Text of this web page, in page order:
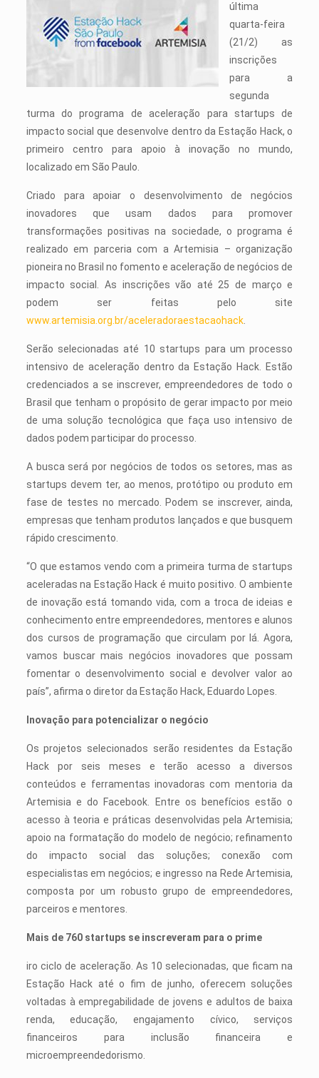
última
quarta-feira
(21/2) as
inscrições
para a
segunda
turma do programa de aceleração para startups de
impacto social que desenvolve dentro da Estação Hack, o
primeiro centro para apoio à inovação no mundo,
localizado em São Paulo.
Criado para apoiar o desenvolvimento de negócios
inovadores que usam dados para promover
transformações positivas na sociedade, o programa é
realizado em parceria com a Artemisia – organização
pioneira no Brasil no fomento e aceleração de negócios de
impacto social. As inscrições vão até 25 de março e
podem ser feitas pelo site
www.artemisia.org.br/aceleradoraestacaohack.
Serão selecionadas até 10 startups para um processo
intensivo de aceleração dentro da Estação Hack. Estão
credenciados a se inscrever, empreendedores de todo o
Brasil que tenham o propósito de gerar impacto por meio
de uma solução tecnológica que faça uso intensivo de
dados podem participar do processo.
A busca será por negócios de todos os setores, mas as
startups devem ter, ao menos, protótipo ou produto em
fase de testes no mercado. Podem se inscrever, ainda,
empresas que tenham produtos lançados e que busquem
rápido crescimento.
“O que estamos vendo com a primeira turma de startups
aceleradas na Estação Hack é muito positivo. O ambiente
de inovação está tomando vida, com a troca de ideias e
conhecimento entre empreendedores, mentores e alunos
dos cursos de programação que circulam por lá. Agora,
vamos buscar mais negócios inovadores que possam
fomentar o desenvolvimento social e devolver valor ao
país”, afirma o diretor da Estação Hack, Eduardo Lopes.
Inovação para potencializar o negócio
Os projetos selecionados serão residentes da Estação
Hack por seis meses e terão acesso a diversos
conteúdos e ferramentas inovadoras com mentoria da
Artemisia e do Facebook. Entre os benefícios estão o
acesso à teoria e práticas desenvolvidas pela Artemisia;
apoio na formatação do modelo de negócio; refinamento
do impacto social das soluções; conexão com
especialistas em negócios; e ingresso na Rede Artemisia,
composta por um robusto grupo de empreendedores,
parceiros e mentores.
Mais de 760 startups se inscreveram para o prime
iro ciclo de aceleração. As 10 selecionadas, que ficam na
Estação Hack até o fim de junho, oferecem soluções
voltadas à empregabilidade de jovens e adultos de baixa
renda, educação, engajamento cívico, serviços
financeiros para inclusão financeira e
microempreendedorismo.